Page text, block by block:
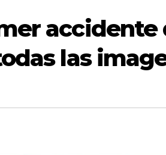
accidente
las